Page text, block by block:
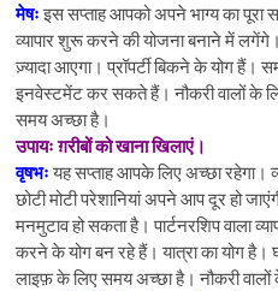
मेषःइस सप्ताह आपको अपने भाग्य का पूरा
व्यापार शुरू करने की योजना बनाने में
ज़्यादा आएगा। प्रॉपर्टी बिकने के योग हैं।
इनवेस्टमेंट कर सकते हैं। नौकरी वालों के
समय अच्छा है।
उपायः ग़रीबों को खाना खिलाएं।
वृषभःयह सप्ताह आपके लिए अच्छा रहेगा।
छोटी मोटी परेशानियां अपने आप दूर हो
मनमुटाव हो सकता है। पार्टनरशिप वाला
करने के योग बन रहे हैं। यात्रा का योग है।
लाइफ़ के लिए समय अच्छा है। नौकरी